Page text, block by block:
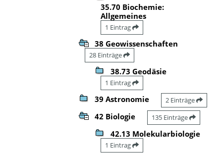
35.70 Biochemie:
Allgemeines
1 Eintrag
38 Geowissenschaften
28 Einträge
38.73 Geodäsie
1 Eintrag
39 Astronomie 2 Einträge
42 Biologie 135 Einträge
42.13 Molekularbiologie
1 Eintrag